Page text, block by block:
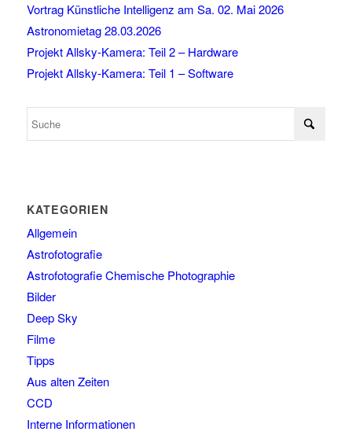
Vortrag Künstliche Intelligenz am Sa. 02. Mai 2026
Astronomietag 28.03.2026
Projekt Allsky-Kamera: Teil 2 – Hardware
Projekt Allsky-Kamera: Teil 1 – Software
KATEGORIEN
Allgemein
Astrofotografie
Astrofotografie Chemische Photographie
Bilder
Deep Sky
Filme
Tipps
Aus alten Zeiten
CCD
Interne Informationen